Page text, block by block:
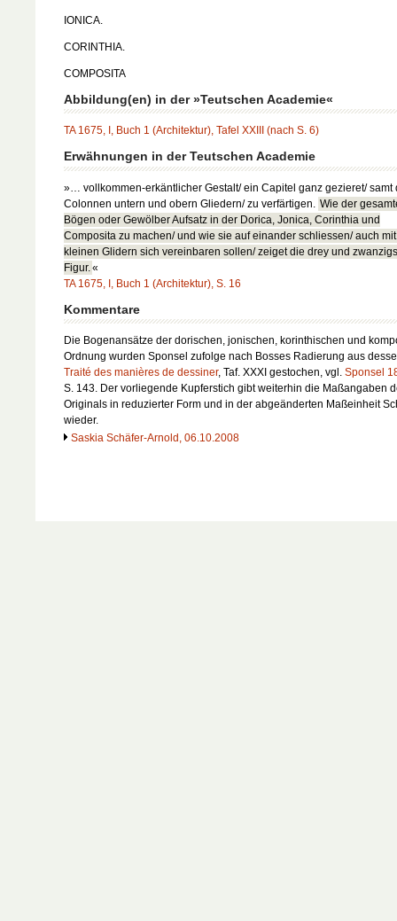
IONICA.
CORINTHIA.
COMPOSITA
Abbildung(en) in der »Teutschen Academie«
TA 1675, I, Buch 1 (Architektur), Tafel XXIII (nach S. 6)
Erwähnungen in der Teutschen Academie
»… vollkommen-erkäntlicher Gestalt/ ein Capitel ganz gezieret/ samt
Colonnen untern und obern Gliedern/ zu verfärtigen. Wie der
Bögen oder Gewölber Aufsatz in der Dorica, Jonica, Corinthia und
Composita zu machen/ und wie sie auf einander schliessen/ auch
kleinen Glidern sich vereinbaren sollen/ zeiget die drey und
Figur.«
TA 1675, I, Buch 1 (Architektur), S. 16
Kommentare
Die Bogenansätze der dorischen, jonischen, korinthischen und
Ordnung wurden Sponsel zufolge nach Bosses Radierung aus
Traité des manières de dessiner, Taf. XXXI gestochen, vgl. Sponsel
S. 143. Der vorliegende Kupferstich gibt weiterhin die Maßangaben
Originals in reduzierter Form und in der abgeänderten Maßeinheit
wieder.
Saskia Schäfer-Arnold, 06.10.2008